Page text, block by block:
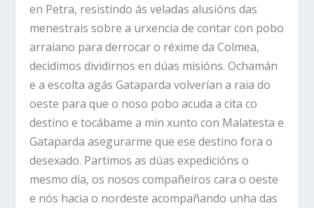
en Petra, resistindo ás veladas alusións das
menestrais sobre a urxencia de contar con pobo
arraiano para derrocar o réxime da Colmea,
decidimos dividirnos en dúas misións. Ochamán
e a escolta agás Gataparda volverían a raia do
oeste para que o noso pobo acuda a cita co
destino e tocábame a min xunto con Malatesta e
Gataparda asegurarme que ese destino fora o
desexado. Partimos as dúas expedicións o
mesmo día, os nosos compañeiros cara o oeste
e nós hacia o nordeste acompañando unha das